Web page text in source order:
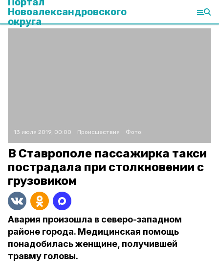
Новоалександровского
округа
13 июля 2019, 00:00 Происшествия Фото:
В Ставрополе пассажирка такси
пострадала при столкновении с
грузовиком
Авария произошла в северо-западном
районе города. Медицинская помощь
понадобилась женщине, получившей
травму головы.